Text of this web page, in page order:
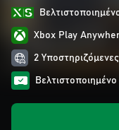
Xbox Play
2